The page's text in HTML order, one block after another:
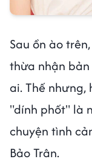
Sau ồn ào
thừa nhận
ai. Thế nhưng,
"dính phốt" là
chuyện tình
Bảo Trân.